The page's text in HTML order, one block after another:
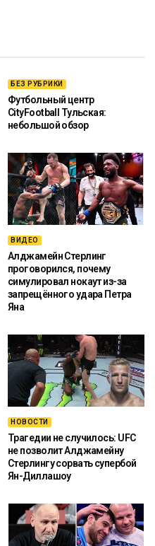
БЕЗ РУБРИКИ
Футбольный центр
CityFootball Тульская:
небольшой обзор
ВИДЕО
Алджамейн Стерлинг
проговорился, почему
симулировал нокаут из-за
запрещённого удара Петра
Яна
НОВОСТИ
Трагедии не случилось: UFC
не позволит Алджамейну
Стерлингу сорвать супербой
Ян-Диллашоу